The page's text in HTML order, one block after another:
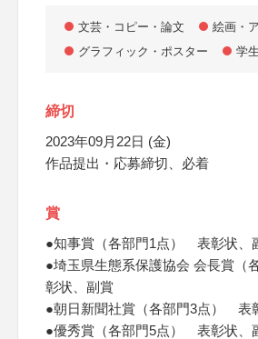
文芸・コピー・論文
絵画・
グラフィック・ポスター
学
締切
2023年09月22日 (金)
作品提出・応募締切、必着
賞
●知事賞（各部門1点） 表彰状、
●埼玉県生態系保護協会 会長賞
彰状、副賞
●朝日新聞社賞（各部門3点） 表
●優秀賞（各部門5点） 表彰状、